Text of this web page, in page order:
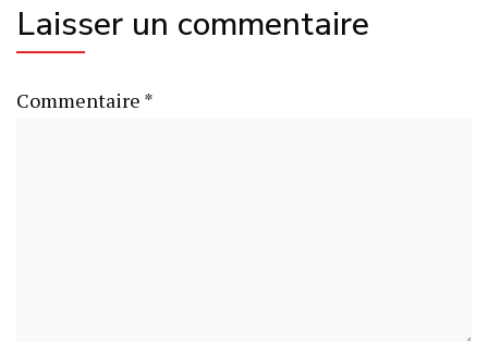
Laisser un commentaire
Commentaire *